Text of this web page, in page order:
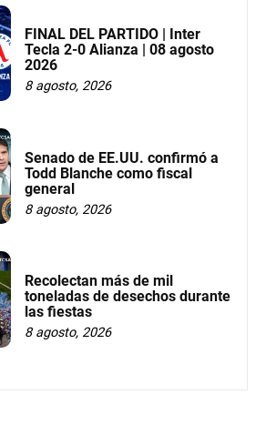
FINAL DEL PARTIDO | Inter
Tecla 2-0 Alianza | 08 agosto
2026
8 agosto, 2026
Senado de EE.UU. confirmó a
Todd Blanche como fiscal
general
8 agosto, 2026
Recolectan más de mil
toneladas de desechos durante
las fiestas
8 agosto, 2026